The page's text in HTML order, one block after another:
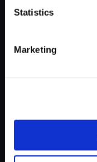
Statistics
Marketing
おすすめ商品
判2 -成歩堂....